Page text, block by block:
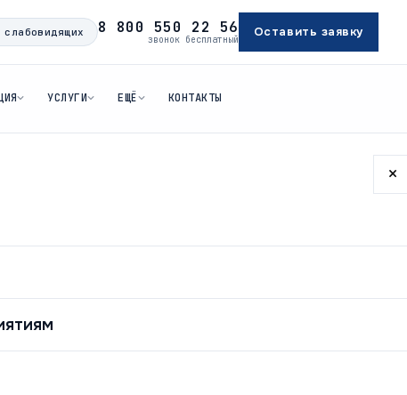
8 800 550 22 56
звонок бесплатный
Оставить заявку
УСЛУГИ ЕЩЁ КОНТАКТЫ
×